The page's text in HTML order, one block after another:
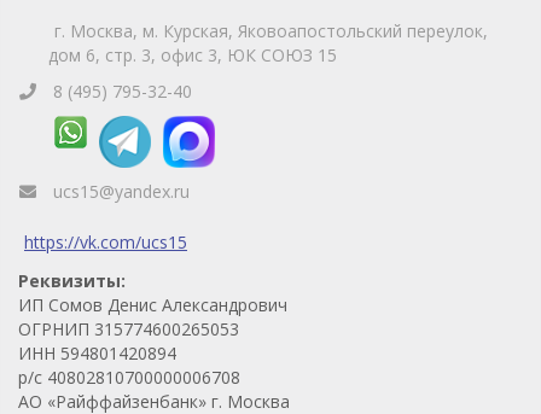
г. Москва, м. Курская, Яковоапостольский переулок,
дом 6, стр. 3, офис 3, ЮК СОЮЗ 15
8 (495) 795-32-40
ucs15@yandex.ru
https://vk.com/ucs15
Реквизиты:
ИП Сомов Денис Александрович
ОГРНИП 315774600265053
ИНН 594801420894
р/с 40802810700000006708
АО «Райффайзенбанк» г. Москва